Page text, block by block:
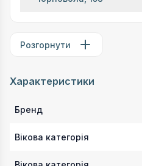
Розгорнути
Характеристики
Бренд
Вікова категорія